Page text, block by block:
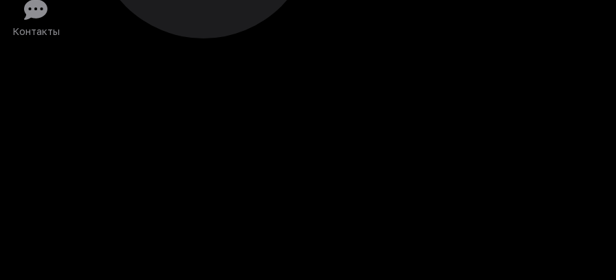
Контакты